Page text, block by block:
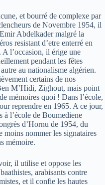
et bourré de complexe par
de Novembre 1954, il
Abdelkader malgré la
resistant d’etre enterré en
A l’occasion, il érige une
pendant les fêtes
au nationalisme algérien.
certains de nos
M’Hidi, Zighout, mais point
mémoires quoi ! Dans l’école,
reprendre en 1965. A ce jour,
à l’école de Boumediene
d’Hornu de 1954, du
nommer les signataires
mémoire.
il utilise et oppose les
arabisants contre
et il confie les hautes